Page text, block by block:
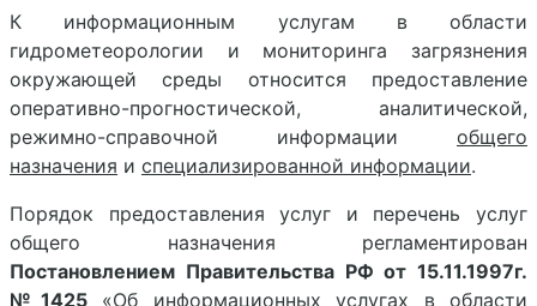
К информационным услугам в области
гидрометеорологии и мониторинга загрязнения
окружающей среды относится предоставление
оперативно-прогностической, аналитической,
режимно-справочной информации общего
назначения и специализированной информации.
Порядок предоставления услуг и перечень услуг
общего назначения регламентирован
Постановлением Правительства РФ от 15.11.1997г.
№1425«Об информационных услугах в области